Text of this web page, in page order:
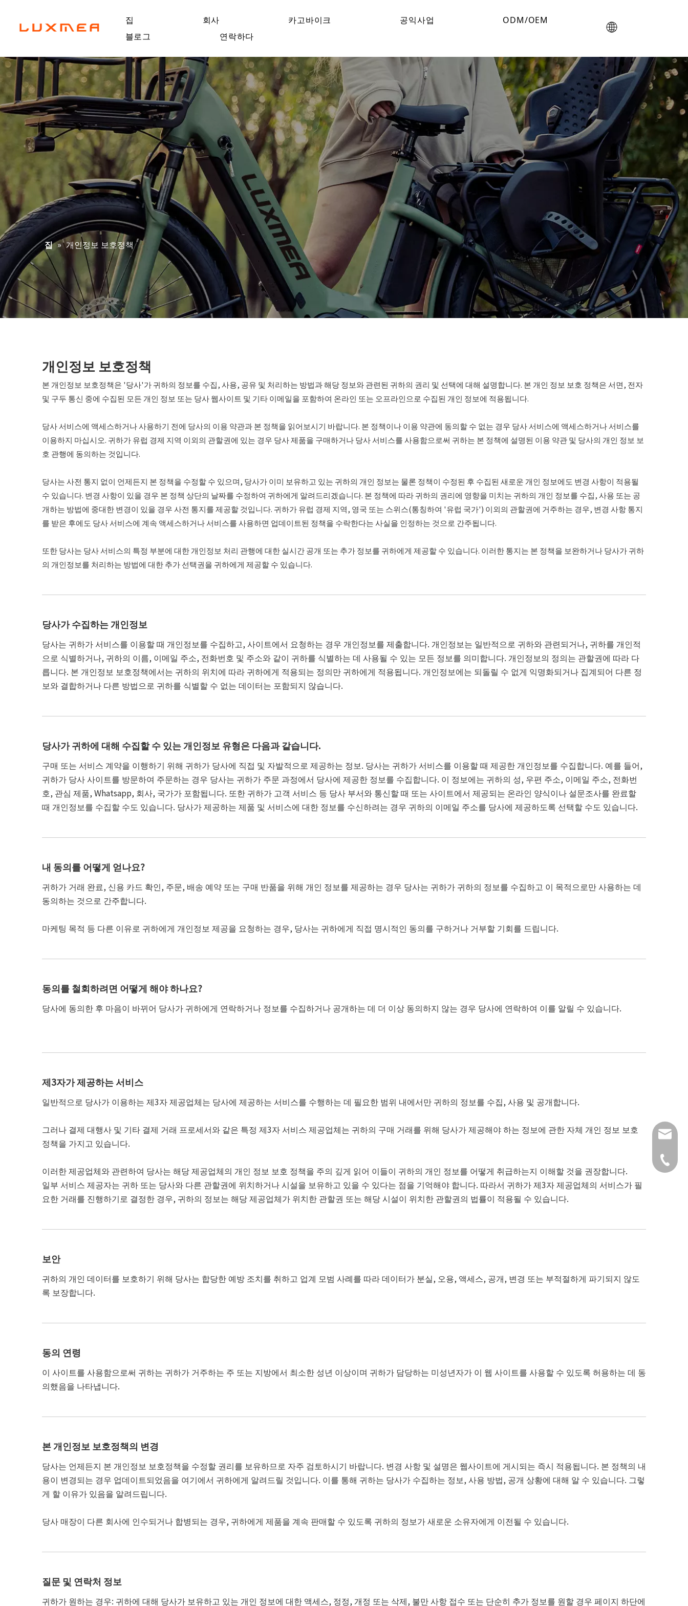
집 회사 카고바이크 공익사업
ODM/OEM
블로그
연락하다
집 » 개인정보 보호정책
개인정보 보호정책
본 개인정보 보호정책은 '당사'가 귀하의 정보를 수집, 사용, 공유 및 처리하는 방법과 해당 정보와 관련된 귀하의 권리 및 선택에 대해 설명합니다. 본 개인 정보 보호 정책은 서면, 전자
및 구두 통신 중에 수집된 모든 개인 정보 또는 당사 웹사이트 및 기타 이메일을 포함하여 온라인 또는 오프라인으로 수집된 개인 정보에 적용됩니다.
당사 서비스에 액세스하거나 사용하기 전에 당사의 이용 약관과 본 정책을 읽어보시기 바랍니다. 본 정책이나 이용 약관에 동의할 수 없는 경우 당사 서비스에 액세스하거나 서비스를
이용하지 마십시오. 귀하가 유럽 경제 지역 이외의 관할권에 있는 경우 당사 제품을 구매하거나 당사 서비스를 사용함으로써 귀하는 본 정책에 설명된 이용 약관 및 당사의 개인 정보 보
호 관행에 동의하는 것입니다.
당사는 사전 통지 없이 언제든지 본 정책을 수정할 수 있으며, 당사가 이미 보유하고 있는 귀하의 개인 정보는 물론 정책이 수정된 후 수집된 새로운 개인 정보에도 변경 사항이 적용될
수 있습니다. 변경 사항이 있을 경우 본 정책 상단의 날짜를 수정하여 귀하에게 알려드리겠습니다. 본 정책에 따라 귀하의 권리에 영향을 미치는 귀하의 개인 정보를 수집, 사용 또는 공
개하는 방법에 중대한 변경이 있을 경우 사전 통지를 제공할 것입니다. 귀하가 유럽 경제 지역, 영국 또는 스위스(통칭하여 '유럽 국가') 이외의 관할권에 거주하는 경우, 변경 사항 통지
를 받은 후에도 당사 서비스에 계속 액세스하거나 서비스를 사용하면 업데이트된 정책을 수락한다는 사실을 인정하는 것으로 간주됩니다.
또한 당사는 당사 서비스의 특정 부분에 대한 개인정보 처리 관행에 대한 실시간 공개 또는 추가 정보를 귀하에게 제공할 수 있습니다. 이러한 통지는 본 정책을 보완하거나 당사가 귀하
의 개인정보를 처리하는 방법에 대한 추가 선택권을 귀하에게 제공할 수 있습니다.
당사가 수집하는 개인정보
당사는 귀하가 서비스를 이용할 때 개인정보를 수집하고, 사이트에서 요청하는 경우 개인정보를 제출합니다. 개인정보는 일반적으로 귀하와 관련되거나, 귀하를 개인적
으로 식별하거나, 귀하의 이름, 이메일 주소, 전화번호 및 주소와 같이 귀하를 식별하는 데 사용될 수 있는 모든 정보를 의미합니다. 개인정보의 정의는 관할권에 따라 다
릅니다. 본 개인정보 보호정책에서는 귀하의 위치에 따라 귀하에게 적용되는 정의만 귀하에게 적용됩니다. 개인정보에는 되돌릴 수 없게 익명화되거나 집계되어 다른 정
보와 결합하거나 다른 방법으로 귀하를 식별할 수 없는 데이터는 포함되지 않습니다.
당사가 귀하에 대해 수집할 수 있는 개인정보 유형은 다음과 같습니다.
구매 또는 서비스 계약을 이행하기 위해 귀하가 당사에 직접 및 자발적으로 제공하는 정보. 당사는 귀하가 서비스를 이용할 때 제공한 개인정보를 수집합니다. 예를 들어,
귀하가 당사 사이트를 방문하여 주문하는 경우 당사는 귀하가 주문 과정에서 당사에 제공한 정보를 수집합니다. 이 정보에는 귀하의 성, 우편 주소, 이메일 주소, 전화번
호, 관심 제품, Whatsapp, 회사, 국가가 포함됩니다. 또한 귀하가 고객 서비스 등 당사 부서와 통신할 때 또는 사이트에서 제공되는 온라인 양식이나 설문조사를 완료할
때 개인정보를 수집할 수도 있습니다. 당사가 제공하는 제품 및 서비스에 대한 정보를 수신하려는 경우 귀하의 이메일 주소를 당사에 제공하도록 선택할 수도 있습니다.
내 동의를 어떻게 얻나요?
귀하가 거래 완료, 신용 카드 확인, 주문, 배송 예약 또는 구매 반품을 위해 개인 정보를 제공하는 경우 당사는 귀하가 귀하의 정보를 수집하고 이 목적으로만 사용하는 데
동의하는 것으로 간주합니다.
마케팅 목적 등 다른 이유로 귀하에게 개인정보 제공을 요청하는 경우, 당사는 귀하에게 직접 명시적인 동의를 구하거나 거부할 기회를 드립니다.
동의를 철회하려면 어떻게 해야 하나요?
당사에 동의한 후 마음이 바뀌어 당사가 귀하에게 연락하거나 정보를 수집하거나 공개하는 데 더 이상 동의하지 않는 경우 당사에 연락하여 이를 알릴 수 있습니다.
제3자가 제공하는 서비스
일반적으로 당사가 이용하는 제3자 제공업체는 당사에 제공하는 서비스를 수행하는 데 필요한 범위 내에서만 귀하의 정보를 수집, 사용 및 공개합니다.
그러나 결제 대행사 및 기타 결제 거래 프로세서와 같은 특정 제3자 서비스 제공업체는 귀하의 구매 거래를 위해 당사가 제공해야 하는 정보에 관한 자체 개인 정보 보호
정책을 가지고 있습니다.
이러한 제공업체와 관련하여 당사는 해당 제공업체의 개인 정보 보호 정책을 주의 깊게 읽어 이들이 귀하의 개인 정보를 어떻게 취급하는지 이해할 것을 권장합니다.
일부 서비스 제공자는 귀하 또는 당사와 다른 관할권에 위치하거나 시설을 보유하고 있을 수 있다는 점을 기억해야 합니다. 따라서 귀하가 제3자 제공업체의 서비스가 필
요한 거래를 진행하기로 결정한 경우, 귀하의 정보는 해당 제공업체가 위치한 관할권 또는 해당 시설이 위치한 관할권의 법률이 적용될 수 있습니다.
보안
귀하의 개인 데이터를 보호하기 위해 당사는 합당한 예방 조치를 취하고 업계 모범 사례를 따라 데이터가 분실, 오용, 액세스, 공개, 변경 또는 부적절하게 파기되지 않도
록 보장합니다.
동의 연령
이 사이트를 사용함으로써 귀하는 귀하가 거주하는 주 또는 지방에서 최소한 성년 이상이며 귀하가 담당하는 미성년자가 이 웹 사이트를 사용할 수 있도록 허용하는 데 동
의했음을 나타냅니다.
본 개인정보 보호정책의 변경
당사는 언제든지 본 개인정보 보호정책을 수정할 권리를 보유하므로 자주 검토하시기 바랍니다. 변경 사항 및 설명은 웹사이트에 게시되는 즉시 적용됩니다. 본 정책의 내
용이 변경되는 경우 업데이트되었음을 ​​여기에서 귀하에게 알려드릴 것입니다. 이를 통해 귀하는 당사가 수집하는 정보, 사용 방법, 공개 상황에 대해 알 수 있습니다. 그렇
게 할 이유가 있음을 알려드립니다.
당사 매장이 다른 회사에 인수되거나 합병되는 경우, 귀하에게 제품을 계속 판매할 수 있도록 귀하의 정보가 새로운 소유자에게 이전될 수 있습니다.
질문 및 연락처 정보
귀하가 원하는 경우: 귀하에 대해 당사가 보유하고 있는 개인 정보에 대한 액세스, 정정, 개정 또는 삭제, 불만 사항 접수 또는 단순히 추가 정보를 원할 경우 페이지 하단에
+49